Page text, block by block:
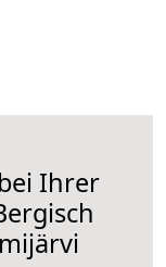
Ihrer